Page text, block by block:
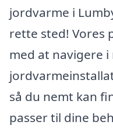
jordvarme i
rette sted! Vores
med at navigere
så du nemt kan
passer til dine